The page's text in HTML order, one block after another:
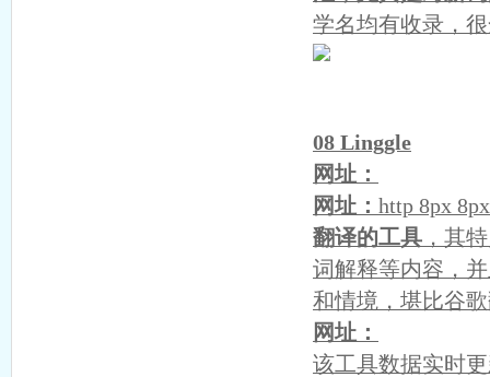
学名均有收录，
08 Linggle
网址：
网址： http 8px
翻译的工具 ，其
词解释等内容，
和情境，堪比谷
网址：
该工具数据实时